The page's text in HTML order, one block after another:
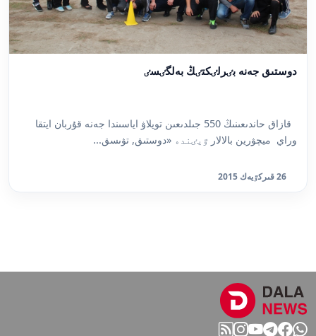
دوستىق جەنە بٸرلٸكتٸڭ بەلگٸسٸ
قازاق حاندىعىنىڭ 550 جىلدىعىن تويلاۋ اياسىندا جەنە قۇربان ايتقا
وراي ميچۋرين بالالار ٷيٸندە «دوستىق, تۋىسق...
26 قىركٷيەك 2015